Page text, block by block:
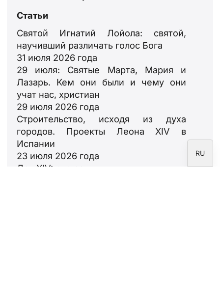
Статьи
Святой Игнатий Лойола: святой,
научивший различать голос Бога
31 июля 2026 года
29 июля: Святые Марта, Мария и
Лазарь. Кем они были и чему они
учат нас, христиан
29 июля 2026 года
Строительство, исходя из духа
городов. Проекты Леона XIV в
Испании
23 июля 2026 года
Лев XIV: ода семьям
RU